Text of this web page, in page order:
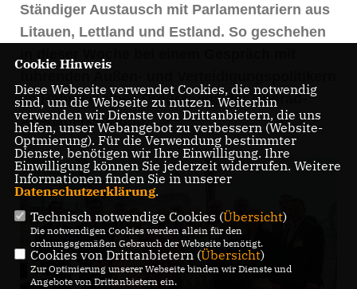
Ständiger Austausch mit Parlamentariern aus
Litauen, Lettland und Estland. So geschehen
im Rahmen eines Programms der Konrad-
Adenauer-Stiftung.
Cookie Hinweis
Diese Webseite verwendet Cookies, die notwendig
sind, um die Webseite zu nutzen. Weiterhin
verwenden wir Dienste von Drittanbietern, die uns
helfen, unser Webangebot zu verbessern (Website-
Optmierung). Für die Verwendung bestimmter
Dienste, benötigen wir Ihre Einwilligung. Ihre
Einwilligung können Sie jederzeit widerrufen. Weitere
Informationen finden Sie in unserer
Datenschutzerklärung.
Technisch notwendige Cookies (Übersicht)
Die notwendigen Cookies werden allein für den
ordnungsgemäßen Gebrauch der Webseite benötigt.
Cookies von Drittanbietern (Übersicht)
Zur Optimierung unserer Webseite binden wir Dienste und
Angebote von Drittanbietern ein.